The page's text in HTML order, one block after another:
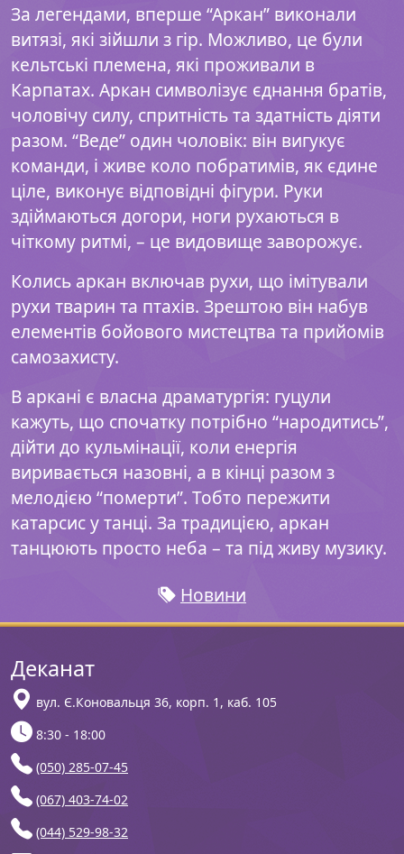
За легендами, вперше “Аркан” виконали
витязі, які зійшли з гір. Можливо, це були
кельтські племена, які проживали в
Карпатах. Аркан символізує єднання братів,
чоловічу силу, спритність та здатність діяти
разом. “Веде” один чоловік: він вигукує
команди, і живе коло побратимів, як єдине
ціле, виконує відповідні фігури. Руки
здіймаються догори, ноги рухаються в
чіткому ритмі, – це видовище заворожує.
Колись аркан включав рухи, що імітували
рухи тварин та птахів. Зрештою він набув
елементів бойового мистецтва та прийомів
самозахисту.
В аркані є власна драматургія: гуцули
кажуть, що спочатку потрібно “народитись”,
дійти до кульмінації, коли енергія
виривається назовні, а в кінці разом з
мелодією “померти”. Тобто пережити
катарсис у танці. За традицією, аркан
танцюють просто неба – та під живу музику.
Новини
Деканат
вул. Є.Коновальця 36, корп. 1, каб. 105
8:30 - 18:00
(050) 285-07-45
(067) 403-74-02
(044) 529-98-32